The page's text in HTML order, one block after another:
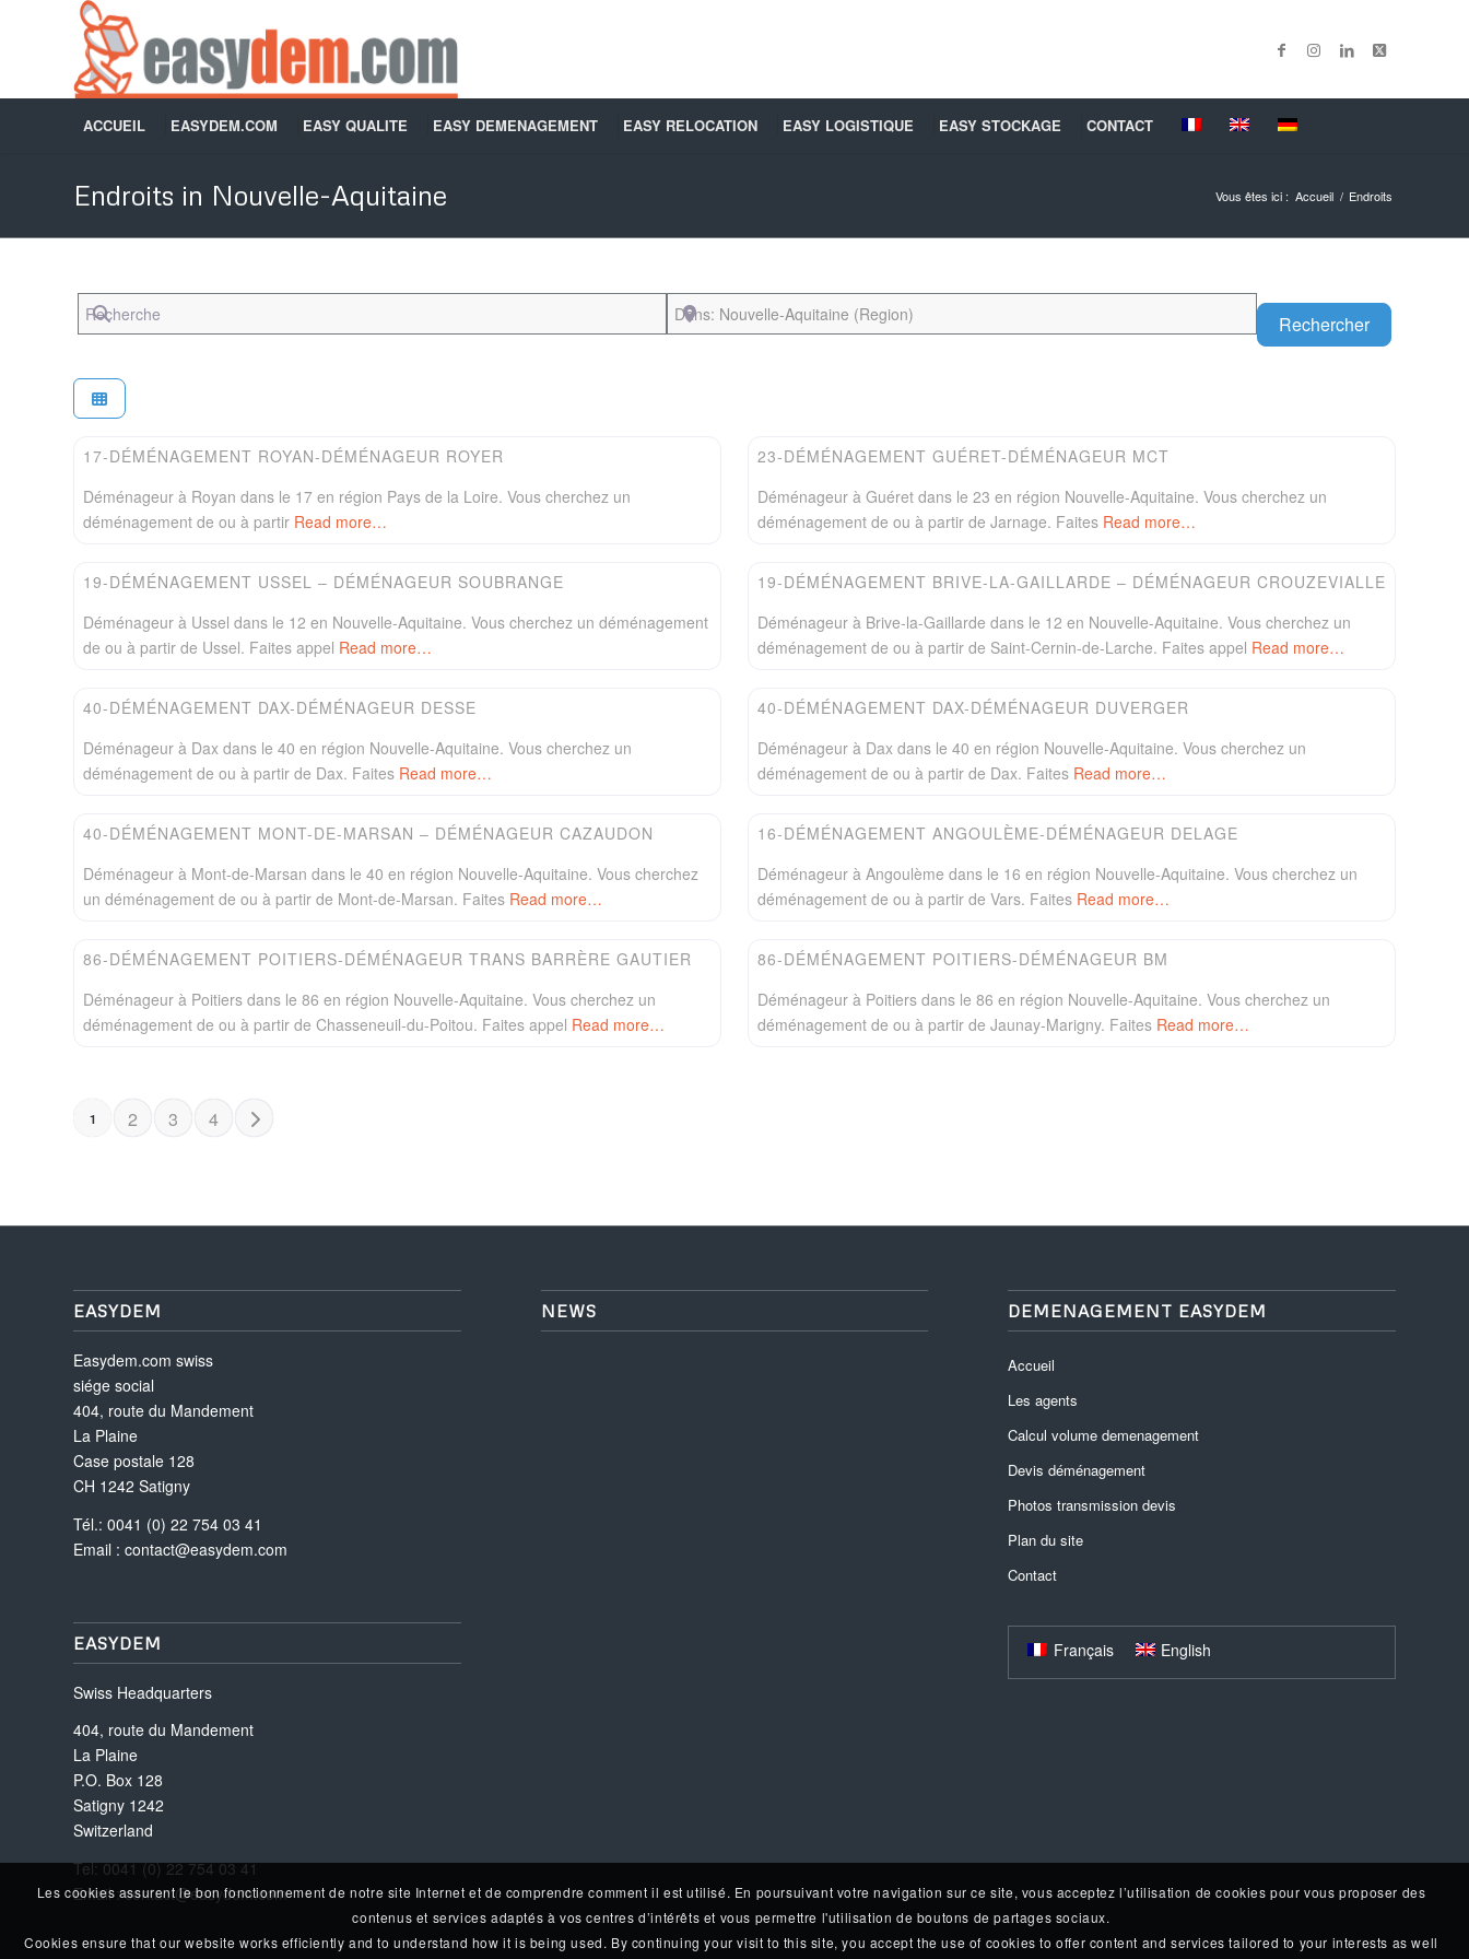
ACCUEIL EASYDEM.COM EASY QUALITE EASY DEMENAGEMENT EASY RELOCATION EASY LOGISTIQUE EASY STOCKAGE CONTACT
Endroits in Nouvelle-Aquitaine Vous êtes ici : Accueil / Endroits
Recherche Près de
RechercherSearch
Easydem
17-DÉMÉNAGEMENT ROYAN-DÉMÉNAGEUR ROYER
Déménageur à Royan dans le 17 en région Pays de la Loire. Vous cherchez un
déménagement de ou à partir Read more…
23-DÉMÉNAGEMENT GUÉRET-DÉMÉNAGEUR MCT
Déménageur à Guéret dans le 23 en région Nouvelle-Aquitaine. Vous cherchez un
déménagement de ou à partir de Jarnage. Faites Read more…
19-DÉMÉNAGEMENT USSEL – DÉMÉNAGEUR SOUBRANGE
Déménageur à Ussel dans le 12 en Nouvelle-Aquitaine. Vous cherchez un déménagement
de ou à partir de Ussel. Faites appel Read more…
19-DÉMÉNAGEMENT BRIVE-LA-GAILLARDE – DÉMÉNAGEUR CROUZEVIALLE
Déménageur à Brive-la-Gaillarde dans le 12 en Nouvelle-Aquitaine. Vous cherchez un
déménagement de ou à partir de Saint-Cernin-de-Larche. Faites appel Read more…
40-DÉMÉNAGEMENT DAX-DÉMÉNAGEUR DESSE
Déménageur à Dax dans le 40 en région Nouvelle-Aquitaine. Vous cherchez un
déménagement de ou à partir de Dax. Faites Read more…
40-DÉMÉNAGEMENT DAX-DÉMÉNAGEUR DUVERGER
Déménageur à Dax dans le 40 en région Nouvelle-Aquitaine. Vous cherchez un
déménagement de ou à partir de Dax. Faites Read more…
40-DÉMÉNAGEMENT MONT-DE-MARSAN – DÉMÉNAGEUR CAZAUDON
Déménageur à Mont-de-Marsan dans le 40 en région Nouvelle-Aquitaine. Vous cherchez
un déménagement de ou à partir de Mont-de-Marsan. Faites Read more…
16-DÉMÉNAGEMENT ANGOULÈME-DÉMÉNAGEUR DELAGE
Déménageur à Angoulème dans le 16 en région Nouvelle-Aquitaine. Vous cherchez un
déménagement de ou à partir de Vars. Faites Read more…
86-DÉMÉNAGEMENT POITIERS-DÉMÉNAGEUR TRANS BARRÈRE GAUTIER
Déménageur à Poitiers dans le 86 en région Nouvelle-Aquitaine. Vous cherchez un
déménagement de ou à partir de Chasseneuil-du-Poitou. Faites appel Read more…
86-DÉMÉNAGEMENT POITIERS-DÉMÉNAGEUR BM
Déménageur à Poitiers dans le 86 en région Nouvelle-Aquitaine. Vous cherchez un
déménagement de ou à partir de Jaunay-Marigny. Faites Read more…
POSTS NAVIGATION
1 2 3 4
Older posts
EASYDEM
Easydem.com swiss
siége social
404, route du Mandement
La Plaine
Case postale 128
CH 1242 Satigny
Tél.: 0041 (0) 22 754 03 41
Email : contact@easydem.com
EASYDEM
Swiss Headquarters
404, route du Mandement
La Plaine
P.O. Box 128
Satigny 1242
Switzerland
Tel: 0041 (0) 22 754 03 41
Email :contact@easydem.com
NEWS DEMENAGEMENT EASYDEM
Accueil
Les agents
Calcul volume demenagement
Devis déménagement
Photos transmission devis
Plan du site
Contact
Français English
Les cookies assurent le bon fonctionnement de notre site Internet et de comprendre comment il est utilisé. En poursuivant votre navigation sur ce site, vous acceptez l’utilisation de cookies pour vous proposer des
contenus et services adaptés à vos centres d’intérêts et vous permettre l'utilisation de boutons de partages sociaux.
Cookies ensure that our website works efficiently and to understand how it is being used. By continuing your visit to this site, you accept the use of cookies to offer content and services tailored to your interests as well